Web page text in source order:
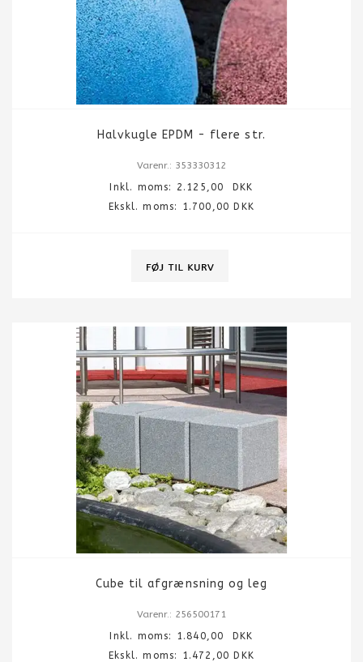
Halvkugle EPDM - flere str.
Varenr.: 353330312
Inkl. moms: 2.125,00
DKK
Ekskl. moms: 1.700,00 DKK
Cube til afgrænsning og leg
Varenr.: 256500171
Inkl. moms: 1.840,00
DKK
Ekskl. moms: 1.472,00 DKK